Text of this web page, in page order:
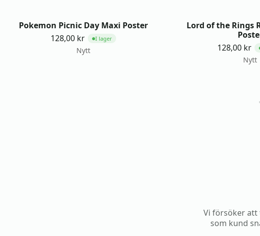
Pokemon Picnic Day Maxi Poster
128,00 kr ●I lager
Nytt
Lord of the Rings
128,00 kr
Nytt
Vi försöker att
som kund